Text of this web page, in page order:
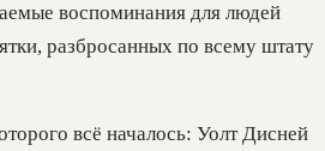
воспоминания для людей
разбросанных по всему штату
всё началось: Уолт Дисней